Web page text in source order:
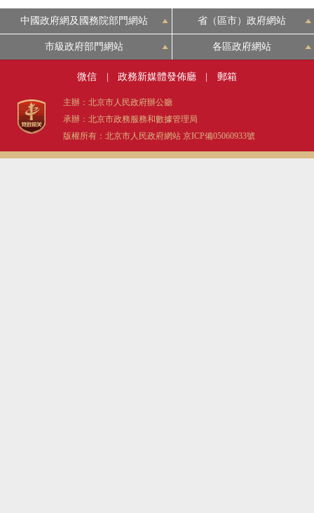
中國政府網及國務院部門網站 省（區市）政府網站
市級政府部門網站 各區政府網站
微信 政務新媒體發佈廳 郵箱
主辦：北京市人民政府辦公廳
承辦：北京市政務服務和數據管理局
版權所有：北京市人民政府網站 京ICP備05060933號